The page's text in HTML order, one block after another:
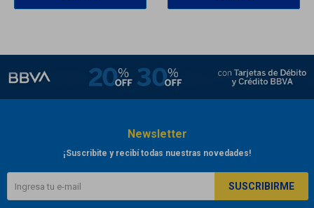
Newsletter
¡Suscribite y recibí todas nuestras novedades!
SUSCRIBIRME